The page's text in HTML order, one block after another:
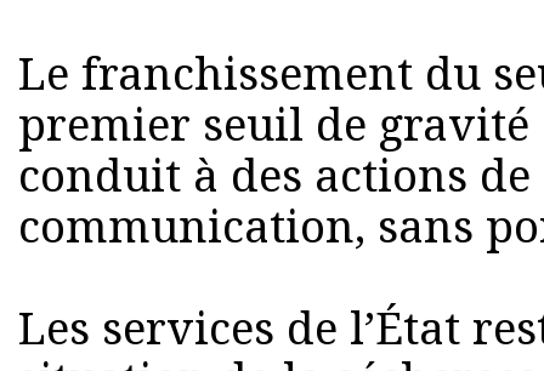
Le franchissement du
premier seuil de gravité
conduit à des actions
communication, sans
Les services de l’État